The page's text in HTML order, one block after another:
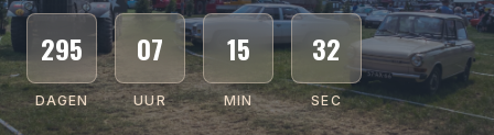
295
DAGEN
07
UUR
15
MIN
31
SEC